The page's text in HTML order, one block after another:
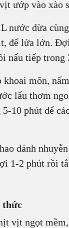
ướp vào xào
nước dừa
để lửa lớn.
nấu tiếp trong
khoai môn,
lẩu thơm
10 phút để
đánh
1-2 phút rồi
thức
vịt ngọt